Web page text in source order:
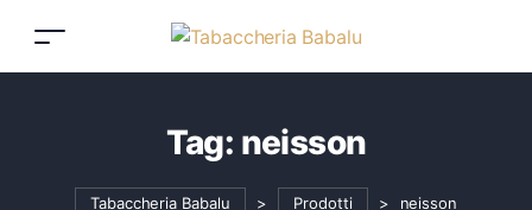
Tag: neisson
Tabaccheria Babalu > Prodotti > neisson